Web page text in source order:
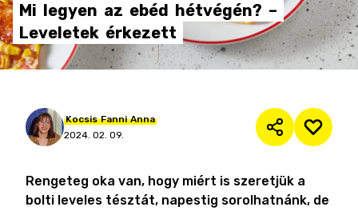
Mi legyen az ebéd hétvégén? –
Leveletek érkezett
Kocsis Fanni Anna
2024. 02. 09.
Rengeteg oka van, hogy miért is szeretjük a
bolti leveles tésztát, napestig sorolhatnánk, de